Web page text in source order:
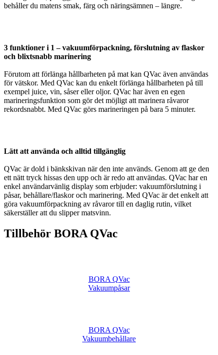
behåller du matens smak, färg och näringsämnen – längre.
3 funktioner i 1 – vakuumförpackning, förslutning av flaskor
och blixtsnabb marinering
Förutom att förlänga hållbarheten på mat kan QVac även användas
för vätskor. Med QVac kan du enkelt förlänga hållbarheten på till
exempel juice, vin, såser eller oljor. QVac har även en egen
marineringsfunktion som gör det möjligt att marinera råvaror
rekordsnabbt. Med QVac görs marineringen på bara 5 minuter.
Lätt att använda och alltid tillgänglig
QVac är dold i bänkskivan när den inte används. Genom att ge den
ett nätt tryck hissas den upp och är redo att användas. QVac har en
enkel användarvänlig display som erbjuder: vakuumförslutning i
påsar, behållare/flaskor och marinering. Med QVac är det enkelt att
göra vakuumförpackning av råvaror till en daglig rutin, vilket
säkerställer att du slipper matsvinn.
Tillbehör BORA QVac
BORA QVac
Vakuumpåsar
BORA QVac
Vakuumbehållare